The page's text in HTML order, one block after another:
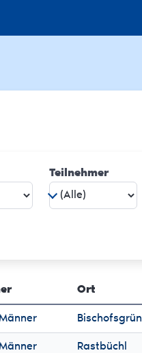
Teilnehmer
Ort
Bischofsgrün
Rastbüchl